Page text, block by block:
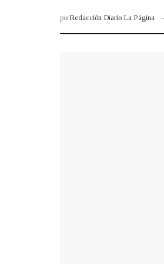
porRedacción Diario La Página